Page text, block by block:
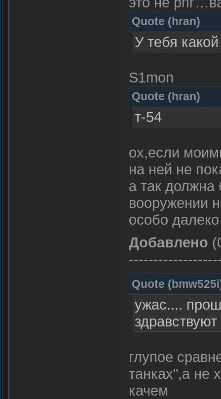
Quote (hran)
У тебя
S1mon
Quote (hran)
т-54
ох,если
на ней не
а так
вооружении
особо
Добавлено
Quote (bmw525i
ужас....
глупое
танках",а не
качем